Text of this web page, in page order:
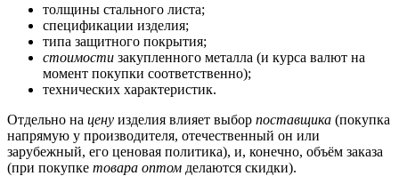
толщины стального листа;
спецификации изделия;
типа защитного покрытия;
стоимости закупленного металла (и курса валют на
момент покупки соответственно);
технических характеристик.
Отдельно на цену изделия влияет выбор поставщика (покупка
напрямую у производителя, отечественный он или
зарубежный, его ценовая политика), и, конечно, объём заказа
(при покупке товара оптом делаются скидки).